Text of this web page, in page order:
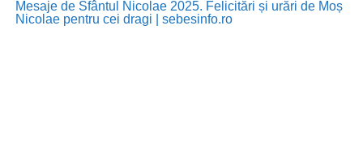
Mesaje de Sfântul Nicolae 2025. Felicitări și urări de Moș
Nicolae pentru cei dragi | sebesinfo.ro